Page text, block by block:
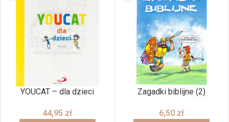
YOUCAT – dla dzieci
44,95 zł
Zagadki biblijne (2)
6,50 zł